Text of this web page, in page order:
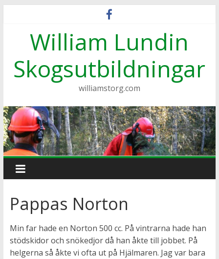
innehållWilliam Lundin
Skogsutbildningar
williamstorg.com
Pappas Norton
Min far hade en Norton 500 cc. På vintrarna hade han
stödskidor och snökedjor då han åkte till jobbet. På
helgerna så åkte vi ofta ut på Hjälmaren. Jag var bara